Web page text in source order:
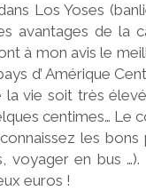
Los Yoses
avantages de la
à mon avis le
d’ Amérique
vie soit très
centimes… Le
les
voyager en bus
euros !